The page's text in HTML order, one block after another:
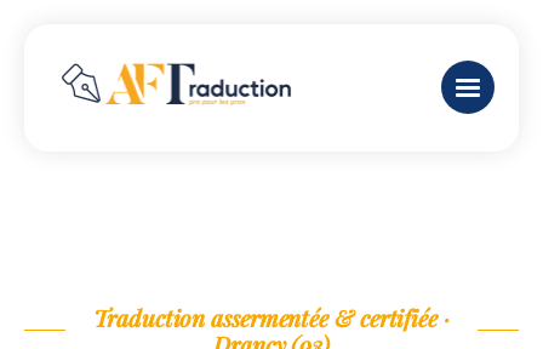
Traduction assermentée & certifiée ·